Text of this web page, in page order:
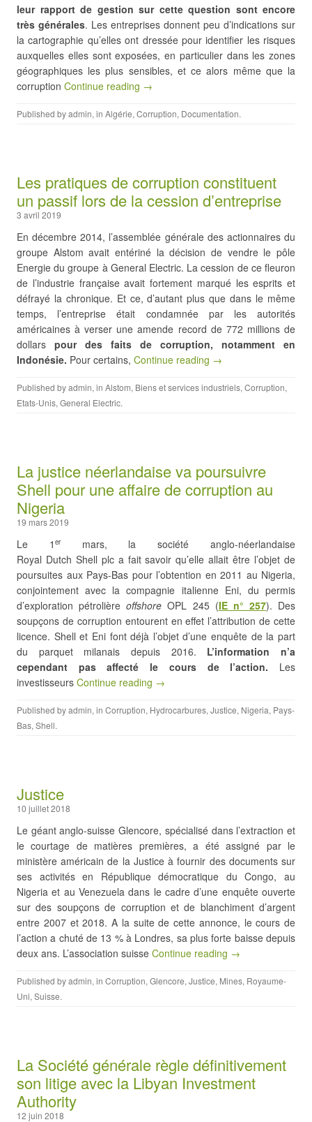
leur rapport de gestion sur cette question sont encore
très générales. Les entreprises donnent peu d’indications sur
la cartographie qu’elles ont dressée pour identifier les risques
auxquelles elles sont exposées, en particulier dans les zones
géographiques les plus sensibles, et ce alors même que la
corruption Continue reading →
Published byadmin, in Algérie, Corruption, Documentation.
Les pratiques de corruption constituent
un passif lors de la cession d’entreprise
3 avril 2019
En décembre 2014, l’assemblée générale des actionnaires du
groupe Alstom avait entériné la décision de vendre le pôle
Energie du groupe à General Electric. La cession de ce fleuron
de l’industrie française avait fortement marqué les esprits et
défrayé la chronique. Et ce, d’autant plus que dans le même
temps, l’entreprise était condamnée par les autorités
américaines à verser une amende record de 772 millions de
dollars pour des faits de corruption, notamment en
Indonésie. Pour certains, Continue reading →
Published byadmin, in Alstom, Biens et services industriels, Corruption,
Etats-Unis, General Electric.
La justice néerlandaise va poursuivre
Shell pour une affaire de corruption au
Nigeria
19 mars 2019
Le 1 ermars, la société anglo-néerlandaise
Royal Dutch Shell plc a fait savoir qu’elle allait être l’objet de
poursuites aux Pays-Bas pour l’obtention en 2011 au Nigeria,
conjointement avec la compagnie italienne Eni, du permis
d’exploration pétrolièreoffshore OPL 245 (IE n° 257). Des
soupçons de corruption entourent en effet l’attribution de cette
licence. Shell et Eni font déjà l’objet d’une enquête de la part
du parquet milanais depuis 2016. L’information n’a
cependant pas affecté le cours de l’action. Les
investisseurs Continue reading →
Published byadmin, in Corruption, Hydrocarbures, Justice, Nigeria, Pays-
Bas, Shell.
Justice
10 juillet 2018
Le géant anglo-suisse Glencore, spécialisé dans l’extraction et
le courtage de matières premières, a été assigné par le
ministère américain de la Justice à fournir des documents sur
ses activités en République démocratique du Congo, au
Nigeria et au Venezuela dans le cadre d’une enquête ouverte
sur des soupçons de corruption et de blanchiment d’argent
entre 2007 et 2018. A la suite de cette annonce, le cours de
l’action a chuté de 13 % à Londres, sa plus forte baisse depuis
deux ans. L’association suisse Continue reading →
Published byadmin, in Corruption, Glencore, Justice, Mines, Royaume-
Uni, Suisse.
La Société générale règle définitivement
son litige avec la Libyan Investment
Authority
12 juin 2018